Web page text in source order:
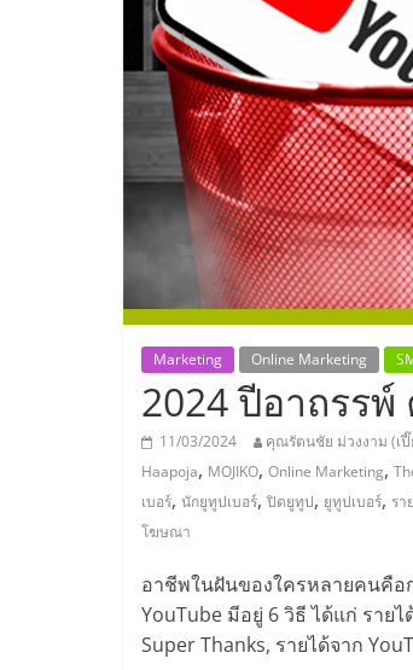
ประเทศไท
รวม
ธุรกิจ
เอ
ส
เอ็
มอี
ไทย,
SMEs,
Marketing Online Marketing
2024 ปีอาถรร
11/03/2024 คุณรัตนชัย ม่วงงาม (เปี๊
Haapoja, MOJIKO, Online Marketing,
เบอร์, นักยูทูปเบอร์,ปิดยูทูป, ยูทูปเบอร์, ร
โฆษณา
อาชีพในฝันของใครหลายคนคือก
YouTube มีอยู่ 6 วิธี ได้แก่ ราย
Super Thanks, รายได้จาก